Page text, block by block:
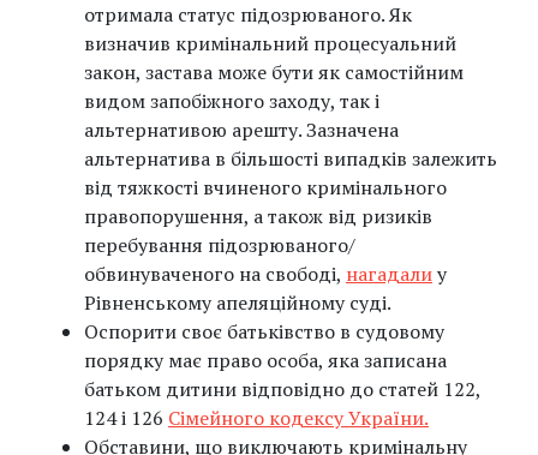
отримала статус підозрюваного. Як
визначив кримінальний процесуальний
закон, застава може бути як самостійним
видом запобіжного заходу, так і
альтернативою арешту. Зазначена
альтернатива в більшості випадків залежить
від тяжкості вчиненого кримінального
правопорушення, а також від ризиків
перебування підозрюваного/
обвинуваченого на свободі, нагадалиу
Рівненському апеляційному суді.
Оспорити своє батьківство в судовому
порядку має право особа, яка записана
батьком дитини відповідно до статей 122,
124 і 126 Сімейного кодексу України.
Обставини, що виключають кримінальну